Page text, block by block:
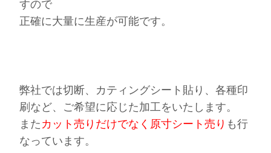
すので
正確に大量に生産が可能です。
弊社では切断、カティングシート貼り、各種印
刷など、ご希望に応じた加工をいたします。
また カット売りだけでなく原寸シート売り も行
なっています。